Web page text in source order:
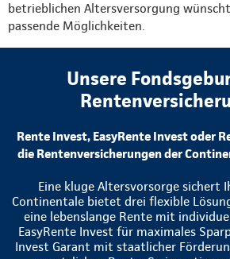
betrieblichen Altersversorgung
passende Möglichkeiten.
Unsere
Rente Invest, EasyRente Invest oder
die Rentenversicherungen der
Eine kluge Altersvorsorge sichert
Continentale bietet drei flexible
eine lebenslange Rente mit
EasyRente Invest für maximales
Invest Garant mit staatlicher